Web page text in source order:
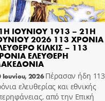
ΙΟΥΝΙΟΥ 1913 – 21Η
2026 113 ΧΡΟΝΙΑ
ΚΙΛΚΙΣ – 113
ΕΛΕΥΘΕΡΗ
Ιουνίου, 2026Πέρασαν ήδη 113
ελευθερίας και εθνικής
από την Επική